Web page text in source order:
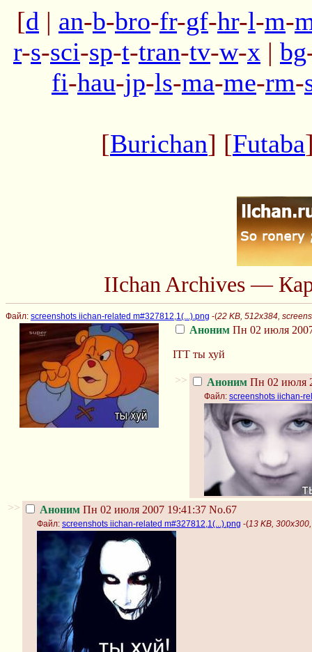
[d | an-b-bro-fr-gf-hr-l-m-
r-s-sci-sp-t-tran-tv-w-x | bg
fi-hau-jp-ls-ma-me-rm-
[Burichan] [Futaba
IIchan Archives —
Файл: screenshots iichan-related m#327812,1(...).png -(22 KB, 512x384,
Аноним Пн 02 июля
ITT ты хуй
>> Аноним Пн 02 июля
Файл: screenshots iichan-
>> Аноним Пн 02 июля 2007 19:41:37 No.67
Файл: screenshots iichan-related m#327812,1(...).png -(13 KB,